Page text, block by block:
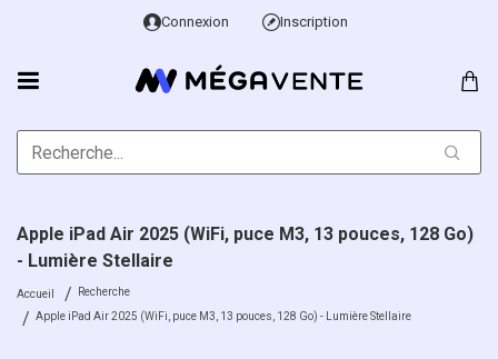
Connexion Inscription
Accueil
Recherche
Apple iPad Air 2025 (WiFi, puce M3, 13 pouces, 128 Go) - Lumière Stellaire
Apple iPad Air 2025 (WiFi, puce M3, 13 pouces, 128 Go)
- Lumière Stellaire